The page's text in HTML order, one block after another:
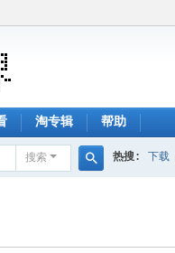
淘专辑 帮助
搜索 热搜: 下载